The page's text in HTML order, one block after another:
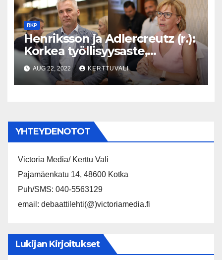
RKP
Henriksson ja Adlercreutz (r.):
Korkea työllisyysaste,
enemmän investointeja ja
kannustava veropolitiikka on
menestyvän ja hyvinvoivan
AUG 22, 2022 KERTTUVALI
YHTEYDENOTOT
Victoria Media/ Kerttu Vali
Pajamäenkatu 14, 48600 Kotka
Puh/SMS: 040-5563129
email: debaattilehti(@)victoriamedia.fi
Lukijan Kirjoitukset